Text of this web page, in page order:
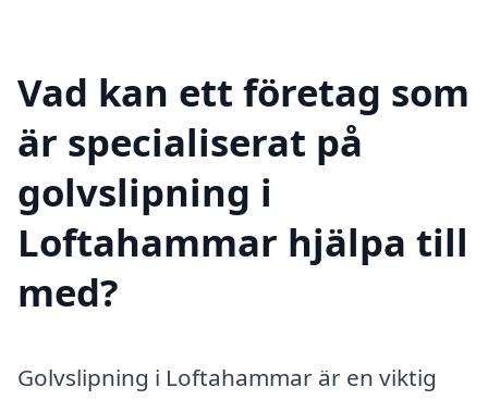
Vad kan ett företag som
är specialiserat på
golvslipning i
Loftahammar hjälpa till
med?
Golvslipning i Loftahammar är en viktig